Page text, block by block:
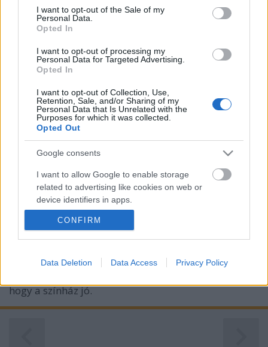
consent section.
I want to opt-out of the Sale of my
Personal Data.
Opted In
I want to opt-out of processing my
Personal Data for Targeted Advertising.
Opted In
I want to opt-out of Collection, Use,
Retention, Sale, and/or Sharing of my
Personal Data that Is Unrelated with the
Purposes for which it was collected.
Opted Out
Google consents
I want to allow Google to enable storage
related to advertising like cookies on web or
device identifiers in apps.
I want to allow my user data to be sent to
I want to allow Google to send me
I want to allow Google to enable storage
related to analytics like cookies on web or
CONFIRM
Data Deletion Data Access Privacy Policy
Szabad színházi késztetés-
Beszélgetés Kovács Zsolttal
szinhazhu•2011. június 01.
Először 1973-ban ültem a Csiky Gergely Színház
nézőterén, aztán hónapokig fogdostam a fülem
aggódva, hogy szamárrá válok, mint Pinokkió.
osztálytársaimmal araszolok be a helyemre, a
hogy a színház jó.